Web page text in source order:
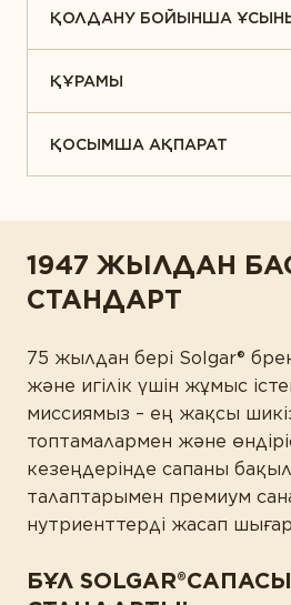
ҚОЛДАНУ БОЙЫНША
ҚҰРАМЫ
ҚОСЫМША АҚПАРАТ
1947 ЖЫЛДАН
СТАНДАРТ
75 жылдан бері Solgar®
және игілік үшін жұмыс
миссиямыз – ең жақсы
топтамалармен және
кезеңдерінде сапаны
талаптарымен премиум
нутриенттерді жасап
БҰЛ